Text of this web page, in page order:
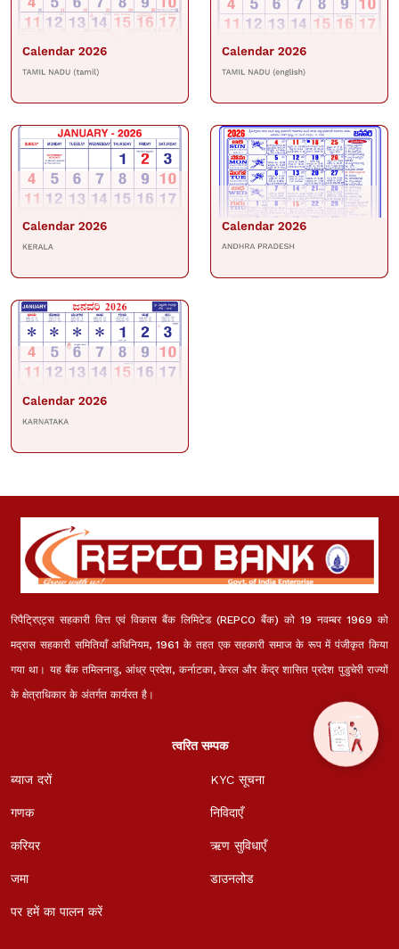
रिपैट्रिएट्स सहकारी वित्त एवं विकास बैंक लिमिटेड (REPCO बैंक) को 19 नवम्बर 1969 को
मद्रास सहकारी समितियाँ अधिनियम, 1961 के तहत एक सहकारी समाज के रूप में पंजीकृत किया
गया था। यह बैंक तमिलनाडु, आंध्र प्रदेश, कर्नाटका, केरल और केंद्र शासित प्रदेश पुडुचेरी राज्यों
के क्षेत्राधिकार के अंतर्गत कार्यरत है।
त्वरित सम्पक
ब्याज दरों
गणक
करियर
जमा
पर हमें का पालन करें
KYC सूचना
निविदाएँ
ऋण सुविधाएँ
डाउनलोड